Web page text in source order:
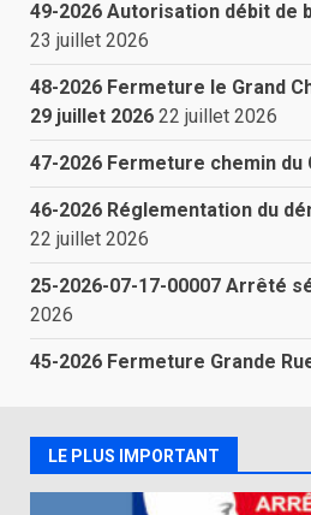
49-2026 Autorisation débit de
23 juillet 2026
48-2026 Fermeture le Grand
29 juillet 2026 22 juillet 2026
47-2026 Fermeture chemin du
46-2026 Réglementation du
22 juillet 2026
25-2026-07-17-00007 Arrêté
2026
45-2026 Fermeture Grande
LE PLUS IMPORTANT